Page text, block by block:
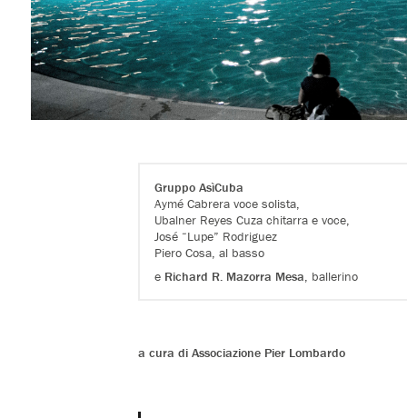
Gruppo AsìCuba
Aymé Cabrera voce solista,
Ubalner Reyes Cuza chitarra e voce,
José “Lupe” Rodriguez
Piero Cosa, al basso
e Richard R. Mazorra Mesa, ballerino
a cura di Associazione Pier Lombardo